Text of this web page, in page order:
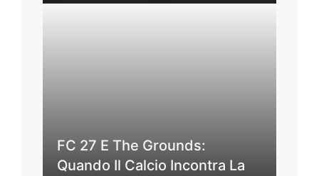
FC 27 E The Grounds:
Quando Il Calcio Incontra La